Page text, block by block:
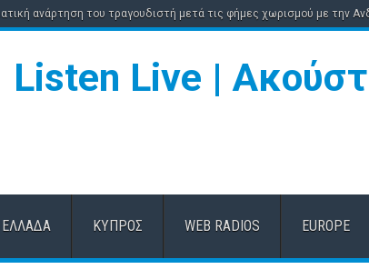
ανάρτηση του τραγουδιστή μετά τις φήμες χωρισμού με την
ΕΛΛΆΔΑ ΚΎΠΡΟΣ WEB RADIOS EUROPE